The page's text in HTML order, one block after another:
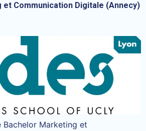
Communication Digitale (Annecy)
Bachelor Marketing et